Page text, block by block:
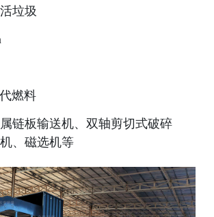
垃圾
燃料
链板输送机、双轴剪切式破碎
、磁选机等